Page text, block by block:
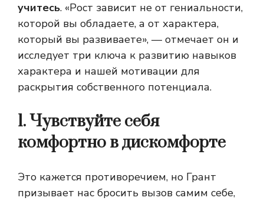
учитесь. «Рост зависит не от гениальности,
которой вы обладаете, а от характера,
который вы развиваете», — отмечает он и
исследует три ключа к развитию навыков
характера и нашей мотивации для
раскрытия собственного потенциала.
1. Чувствуйте себя
комфортно в дискомфорте
Это кажется противоречием, но Грант
призывает нас бросить вызов самим себе,